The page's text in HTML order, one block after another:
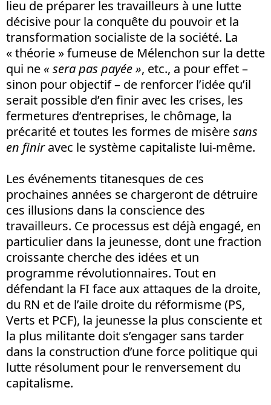
lieu de préparer les travailleurs à une lutte
décisive pour la conquête du pouvoir et la
transformation socialiste de la société. La
« théorie » fumeuse de Mélenchon sur la dette
qui ne « sera pas payée », etc., a pour effet –
sinon pour objectif – de renforcer l’idée qu’il
serait possible d’en finir avec les crises, les
fermetures d’entreprises, le chômage, la
précarité et toutes les formes de misèresans
en finiravec le système capitaliste lui-même.
Les événements titanesques de ces
prochaines années se chargeront de détruire
ces illusions dans la conscience des
travailleurs. Ce processus est déjà engagé, en
particulier dans la jeunesse, dont une fraction
croissante cherche des idées et un
programme révolutionnaires. Tout en
défendant la FI face aux attaques de la droite,
du RN et de l’aile droite du réformisme (PS,
Verts et PCF), la jeunesse la plus consciente et
la plus militante doit s’engager sans tarder
dans la construction d’une force politique qui
lutte résolument pour le renversement du
capitalisme.